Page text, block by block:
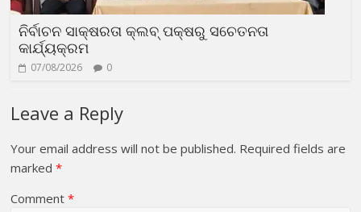
ନିର୍ବାଚନ ସାକ୍ଷରତା କ୍ଲବ୍ ପକ୍ଷରୁ ସଚେତନତା
କାର୍ଯ୍ୟକ୍ରମ
07/08/2026 0
Leave a Reply
Your email address will not be published. Required fields are
marked*
Comment*